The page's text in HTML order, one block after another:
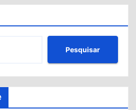
Pesquisar